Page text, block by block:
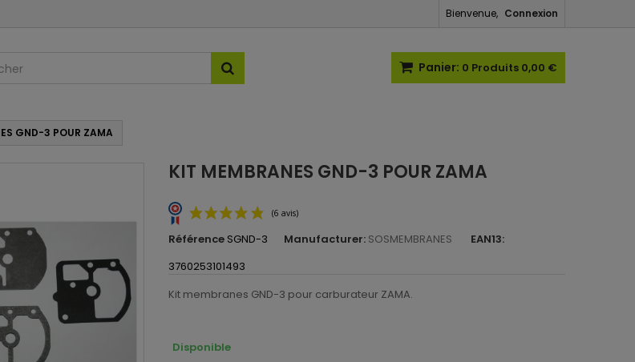
Bienvenue, Connexion
Panier: 0 Produits 0,00 €
GND-3 POUR ZAMA
KIT MEMBRANES GND-3 POUR ZAMA
Référence SGND-3 Manufacturer: SOSMEMBRANES
EAN13:
3760253101493
Kit membranes GND-3 pour carburateur ZAMA.
Disponible